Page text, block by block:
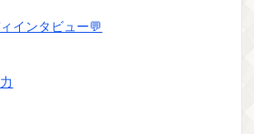
インタビュー💬